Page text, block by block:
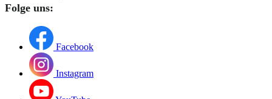
Folge uns:
Facebook
Instagram